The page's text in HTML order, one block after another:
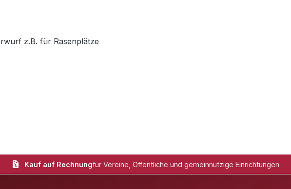
z.B. für Rasenplätze
Kauf auf Rechnungfür Vereine, Öffentliche und gemeinnützige Einrichtungen